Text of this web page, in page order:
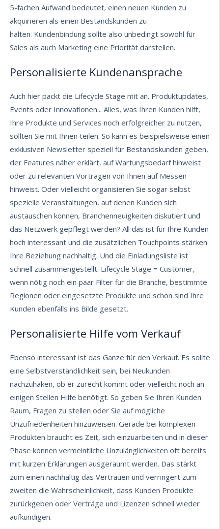
5-fachen Aufwand bedeutet, einen neuen Kunden zu
akquirieren als einen Bestandskunden zu
halten. Kundenbindung sollte also unbedingt sowohl für
Sales als auch Marketing eine Priorität darstellen.
Personalisierte Kundenansprache
Auch hier packt die Lifecycle Stage mit an. Produktupdates,
Events oder Innovationen... Alles, was Ihren Kunden hilft,
Ihre Produkte und Services noch erfolgreicher zu nutzen,
sollten Sie mit Ihnen teilen. So kann es beispielsweise einen
exklusiven Newsletter speziell für Bestandskunden geben,
der Features näher erklärt, auf Wartungsbedarf hinweist
oder zu relevanten Vorträgen von Ihnen auf Messen
hinweist. Oder vielleicht organisieren Sie sogar selbst
spezielle Veranstaltungen, auf denen Kunden sich
austauschen können, Branchenneuigkeiten diskutiert und
das Netzwerk gepflegt werden? All das ist für Ihre Kunden
hoch interessant und die zusätzlichen Touchpoints stärken
Ihre Beziehung nachhaltig. Und die Einladungsliste ist
schnell zusammengestellt: Lifecycle Stage = Customer,
wenn nötig noch ein paar Filter für die Branche, bestimmte
Regionen oder eingesetzte Produkte und schon sind Ihre
Kunden ebenfalls ins Bilde gesetzt.
Personalisierte Hilfe vom Verkauf
Ebenso interessant ist das Ganze für den Verkauf. Es sollte
eine Selbstverständlichkeit sein, bei Neukunden
nachzuhaken, ob er zurecht kommt oder vielleicht noch an
einigen Stellen Hilfe benötigt. So geben Sie Ihren Kunden
Raum, Fragen zu stellen oder Sie auf mögliche
Unzufriedenheiten hinzuweisen. Gerade bei komplexen
Produkten braucht es Zeit, sich einzuarbeiten und in dieser
Phase können vermeintliche Unzulänglichkeiten oft bereits
mit kurzen Erklärungen ausgeräumt werden. Das stärkt
zum einen nachhaltig das Vertrauen und verringert zum
zweiten die Wahrscheinlichkeit, dass Kunden Produkte
zurückgeben oder Verträge und Lizenzen schnell wieder
aufkündigen.